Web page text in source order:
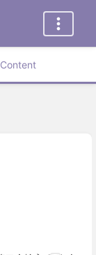
Content